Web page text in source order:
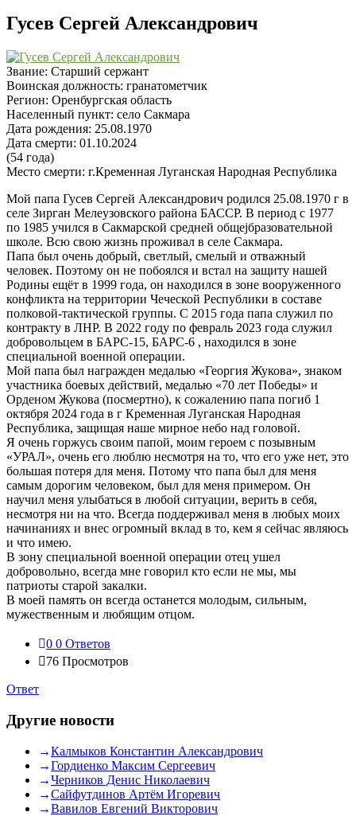
Гусев Сергей Александрович
Звание: Старший сержант
Воинская должность: гранатометчик
Регион: Оренбургская область
Населенный пункт: село Сакмара
Дата рождения: 25.08.1970
Дата смерти: 01.10.2024
(54 года)
Место смерти: г.Кременная Луганская Народная Республика
Мой папа Гусев Сергей Александрович родился 25.08.1970 г в
селе Зирган Мелеузовского района БАССР. В период с 1977
по 1985 учился в Сакмарской средней общеjбразовательной
школе. Всю свою жизнь проживал в селе Сакмара.
Папа был очень добрый, светлый, смелый и отважный
человек. Поэтому он не побоялся и встал на защиту нашей
Родины ещёт в 1999 года, он находился в зоне вооруженного
конфликта на территории Чеческой Республики в составе
полковой-тактической группы. С 2015 года папа служил по
контракту в ЛНР. В 2022 году по февраль 2023 года служил
добровольцем в БАРС-15, БАРС-6 , находился в зоне
специальной военной операции.
Мой папа был награжден медалью «Георгия Жукова», знаком
участника боевых действий, медалью «70 лет Победы» и
Орденом Жукова (посмертно), к сожалению папа погиб 1
октября 2024 года в г Кременная Луганская Народная
Республика, защищая наше мирное небо над головой.
Я очень горжусь своим папой, моим героем с позывным
«УРАЛ», очень его люблю несмотря на то, что его уже нет, это
большая потеря для меня. Потому что папа был для меня
самым дорогим человеком, был для меня примером. Он
научил меня улыбаться в любой ситуации, верить в себя,
несмотря ни на что. Всегда поддерживал меня в любых моих
начинаниях и внес огромный вклад в то, кем я сейчас являюсь
и что имею.
В зону специальной военной операции отец ушел
добровольно, всегда мне говорил кто если не мы, мы
патриоты старой закалки.
В моей память он всегда останется молодым, сильным,
мужественным и любящим отцом.
0 0 Ответов
76 Просмотров
Ответ
Другие новости
Калмыков Константин Александрович
Гордиенко Максим Сергеевич
Черников Денис Николаевич
Сайфутдинов Артём Игоревич
Вавилов Евгений Викторович